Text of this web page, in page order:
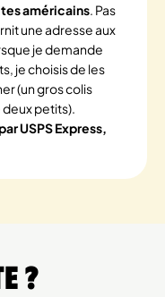
américains. Pas
une adresse aux
je demande
je choisis de les
(un gros colis
petits).
USPS Express,
?